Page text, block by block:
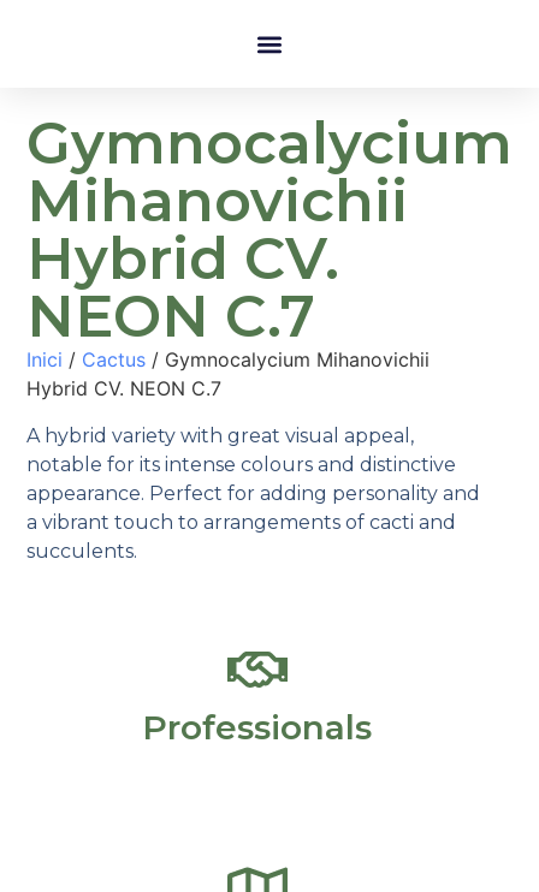
Gymnocalycium
Mihanovichii
Hybrid CV.
NEON C.7
Inici / Cactus / Gymnocalycium Mihanovichii
Hybrid CV. NEON C.7
A hybrid variety with great visual appeal,
notable for its intense colours and distinctive
appearance. Perfect for adding personality and
a vibrant touch to arrangements of cacti and
succulents.
Professionals